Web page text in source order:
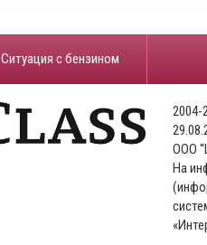
​Ситуация с бензином
2004-
ООО
На